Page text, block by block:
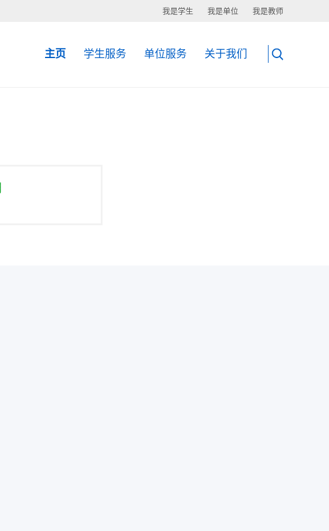
我是学生 我是单位 我是教师
主页 学生服务 单位服务 关于我们